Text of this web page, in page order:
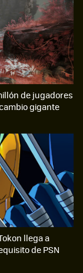
de jugadores
gigante
llega a
de PSN